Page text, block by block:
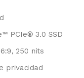
PCIe® 3.0 SSD
250 nits
privacidad